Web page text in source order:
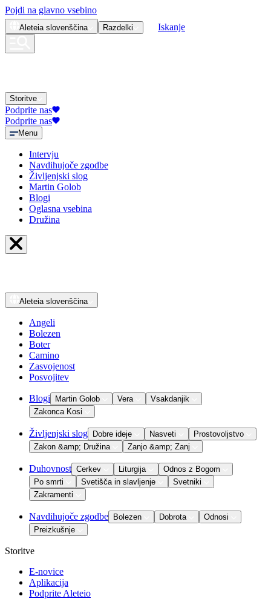
Pojdi na glavno vsebino
Aleteia slovenščina Razdelki Iskanje
Storitve
Podprite nas
Podprite nas
Menu
Intervju
Navdihujoče zgodbe
Življenjski slog
Martin Golob
Blogi
Oglasna vsebina
Družina
Aleteia slovenščina
Angeli
Bolezen
Boter
Camino
Zasvojenost
Posvojitev
Blogi Martin Golob Vera
Vsakdanjik
Zakonca Kosi
Življenjski slog Dobre ideje Nasveti
Prostovoljstvo
Zakon &amp; Družina
Zanjo &amp; Zanj
Duhovnost Cerkev Liturgija
Odnos z Bogom
Po smrti
Svetišča in slavljenje
Svetniki
Zakramenti
Navdihujoče zgodbe Bolezen Dobrota
Odnosi
Preizkušnje
Storitve
E-novice
Aplikacija
Podprite Aleteio